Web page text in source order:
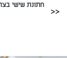
חתונת שישי